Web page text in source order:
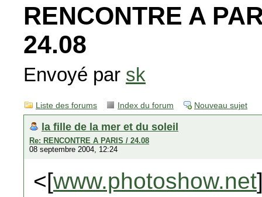
RENCONTRE A
24.08
Envoyé par sk
Liste des forums Index du forum Nouveau sujet
la fille de la mer et du soleil
Re: RENCONTRE A PARIS / 24.08
08 septembre 2004, 12:24
<[www.photoshow.net